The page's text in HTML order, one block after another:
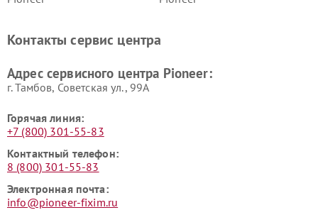
Контакты сервис центра
Адрес сервисного центра Pioneer:
г. Тамбов, Советская ул., 99А
Горячая линия:
+7 (800) 301-55-83
Контактный телефон:
8 (800) 301-55-83
Электронная почта:
info@pioneer-fixim.ru